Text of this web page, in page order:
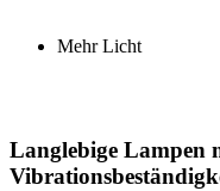
Mehr Licht
Langlebige Lampen